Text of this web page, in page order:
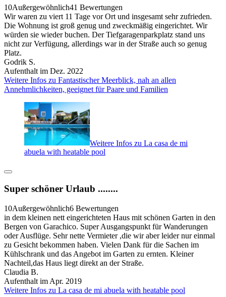
10Außergewöhnlich41 Bewertungen
Wir waren zu viert 11 Tage vor Ort und insgesamt sehr zufrieden.
Die Wohnung ist groß genug und zweckmäßig eingerichtet. Wir
würden sie wieder buchen. Der Tiefgaragenparkplatz stand uns
nicht zur Verfügung, allerdings war in der Straße auch so genug
Platz.
Godrik S.
Aufenthalt im Dez. 2022
Weitere Infos zu Fantastischer Meerblick, nah an allen
Annehmlichkeiten, geeignet für Paare und Familien
Weitere Infos zu La casa de mi
abuela with heatable pool
Super schöner Urlaub ........
10Außergewöhnlich6 Bewertungen
in dem kleinen nett eingerichteten Haus mit schönen Garten in den
Bergen von Garachico. Super Ausgangspunkt für Wanderungen
oder Ausflüge. Sehr nette Vermieter ,die wir aber leider nur einmal
zu Gesicht bekommen haben. Vielen Dank für die Sachen im
Kühlschrank und das Angebot im Garten zu ernten. Kleiner
Nachteil,das Haus liegt direkt an der Straße.
Claudia B.
Aufenthalt im Apr. 2019
Weitere Infos zu La casa de mi abuela with heatable pool